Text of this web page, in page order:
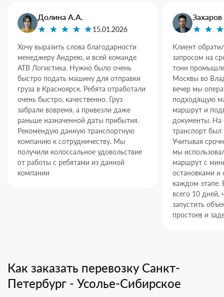
Долина А.А.
15.01.2026
Хочу выразить слова благодарности
менеджеру Андрею, и всей команде
АТВ Логистика. Нужно было очень
быстро подать машину для отправки
груза в Красноярск. Ребята отработали
очень быстро, качественно. Груз
забрали вовремя, а привезли даже
раньше назначенной даты прибытия.
Рекомендую данную транспортную
компанию к сотрудничеству. Мы
получили колоссальное удовольствие
от работы с ребятами из данной
компании
Клиент
запросом на
тонн
Москвы во
вечер мы
подходящую
маршрут и
документы. На
транспорт был
Учитывая
мы
маршрут с
остановками и
каждом этапе.
всего 10 дней,
запустить
простоев и
Как заказать перевозку Санкт-
Петербург - Усолье-Сибирское